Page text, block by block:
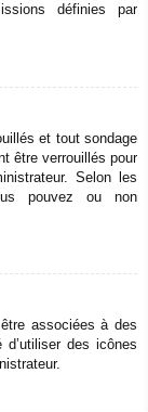
définies par
et tout sondage
être verrouillés pour
Selon les
pouvez ou non
associées à des
des icônes